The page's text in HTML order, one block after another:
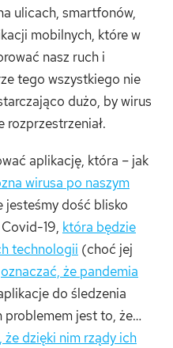
ulicach, smartfonów,
mobilnych, które w
nasz ruch i
tego wszystkiego nie
dużo, by wirus
aplikację, która – jak
wirusa po naszym
jesteśmy dość blisko
19, która będzie
technologii (choć jej
oznaczać, że pandemia
do śledzenia
problemem jest to, że…
że dzięki nim rządy ich